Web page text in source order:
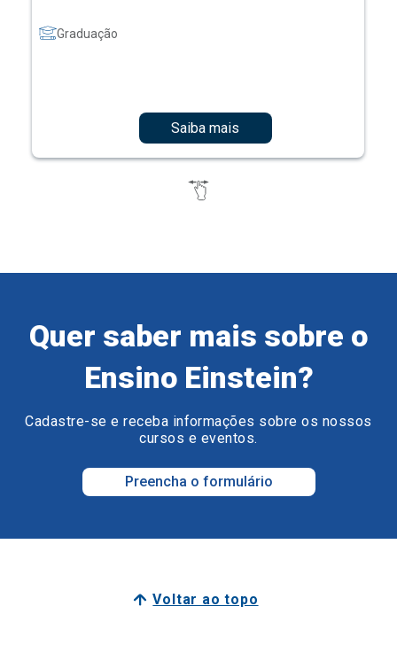
Graduação
Saiba mais
Quer saber mais sobre o
Ensino Einstein?
Cadastre-se e receba informações sobre os nossos
cursos e eventos.
Preencha o formulário
Voltar ao topo